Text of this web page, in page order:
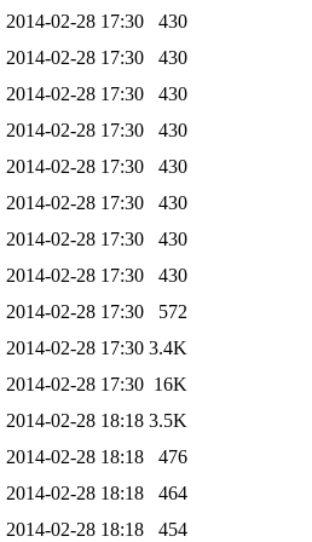
2014-02-28 17:30
430
2014-02-28 17:30
430
2014-02-28 17:30
430
2014-02-28 17:30
430
2014-02-28 17:30
430
2014-02-28 17:30
430
2014-02-28 17:30
430
2014-02-28 17:30
430
2014-02-28 17:30
572
2014-02-28 17:30 3.4K
2014-02-28 17:30 16K
2014-02-28 18:18 3.5K
2014-02-28 18:18
476
2014-02-28 18:18
464
2014-02-28 18:18
454